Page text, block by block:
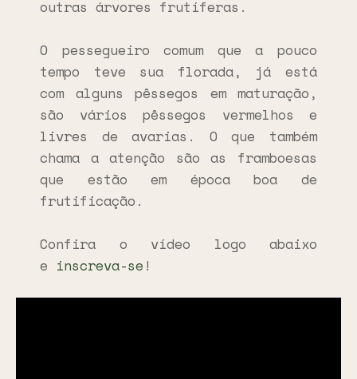
outras árvores frutíferas.
O pessegueiro comum que a pouco
tempo teve sua florada, já está
com alguns pêssegos em maturação,
são vários pêssegos vermelhos e
livres de avarias. O que também
chama a atenção são as framboesas
que estão em época boa de
frutificação.
Confira o vídeo logo abaixo
e inscreva-se !